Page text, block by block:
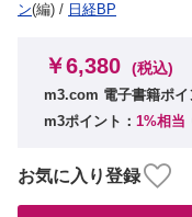
ン(編) / 日経BP
￥6,380 (税込)
m3.com 電子書籍ポイ
m3ポイント： 1%相当
お気に入り登録